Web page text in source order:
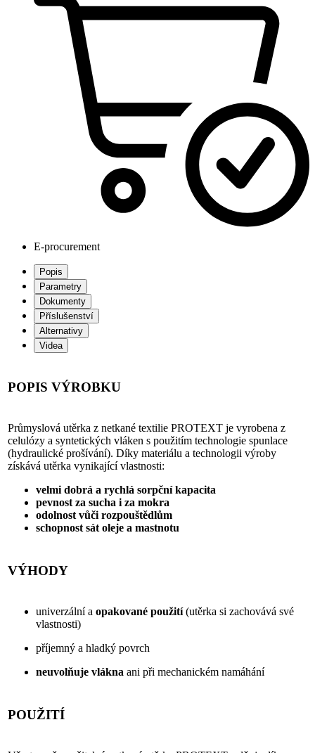
E-procurement
Popis
Parametry
Dokumenty
Příslušenství
Alternativy
Videa
POPIS VÝROBKU
Průmyslová utěrka z netkané textilie PROTEXT je vyrobena z
celulózy a syntetických vláken s použitím technologie spunlace
(hydraulické prošívání). Díky materiálu a technologii výroby
získává utěrka vynikající vlastnosti:
velmi dobrá a rychlá sorpční kapacita
pevnost za sucha i za mokra
odolnost vůči rozpouštědlům
schopnost sát oleje a mastnotu
VÝHODY
univerzální a opakované použití(utěrka si zachovává své
vlastnosti)
příjemný a hladký povrch
neuvolňuje vlákna ani při mechanickém namáhání
POUŽITÍ